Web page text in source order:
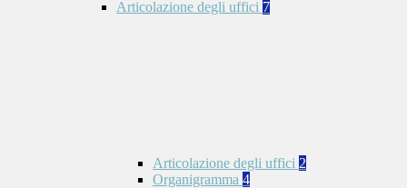
Articolazione degli uffici 7
Articolazione degli uffici 2
Organigramma 4